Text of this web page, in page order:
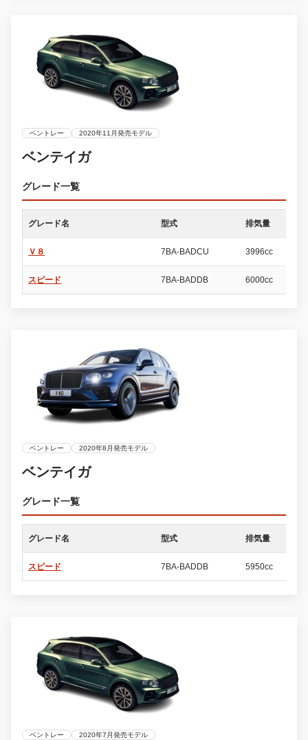
ベントレー 2020年11月発売モデル
ベンテイガ
グレード一覧
グレード名 型式 排気量
Ｖ８ 7BA-BADCU 3996cc
スピード 7BA-BADDB 6000cc
ベントレー 2020年8月発売モデル
ベンテイガ
グレード一覧
グレード名 型式 排気量
スピード 7BA-BADDB 5950cc
ベントレー 2020年7月発売モデル